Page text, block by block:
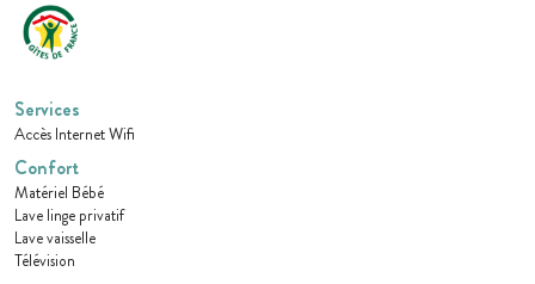
Services
Accès Internet Wifi
Confort
Matériel Bébé
Lave linge privatif
Lave vaisselle
Télévision